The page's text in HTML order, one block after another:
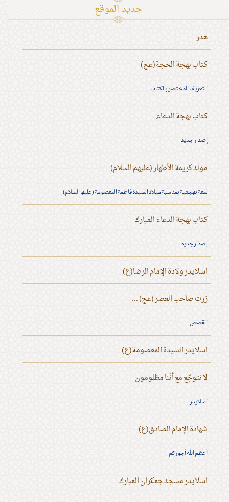
جديد الموقع
هدر
كتاب بهجة الحجة(عج)
التعريف المختصر بالكتاب
كتاب بهجة الدعاء
إصدار جديد
مولد كريمة الأطهار (عليهم السلام)
لمعة بهجتية بمناسبة ميلاد السيدة فاطمة المعصومة (عليها السلام)
كتاب بهجة الدعاء المبارك
إصدار جديد
اسلايدر ولادة الإمام الرضا(ع)
زرت صاحب العصر (عج) ...
القصص
اسلايدر السيدة المعصومة(ع)
لا نتوجّع مع أنّنا مظلومون
اسلايدر
شهادة الإمام الصادق(ع)
أعظم الله أجوركم
اسلايدر مسجد جمكران المبارك